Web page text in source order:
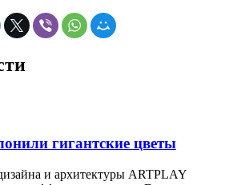
гигантские цветы
и архитектуры ARTPLAY